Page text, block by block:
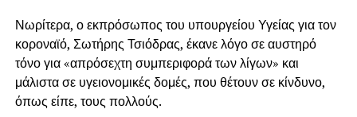
Νωρίτερα, ο εκπρόσωπος του υπουργείου Υγείας για τον
κοροναϊό, Σωτήρης Τσιόδρας, έκανε λόγο σε αυστηρό
τόνο για «απρόσεχτη συμπεριφορά των λίγων» και
μάλιστα σε υγειονομικές δομές, που θέτουν σε κίνδυνο,
όπως είπε, τους πολλούς.